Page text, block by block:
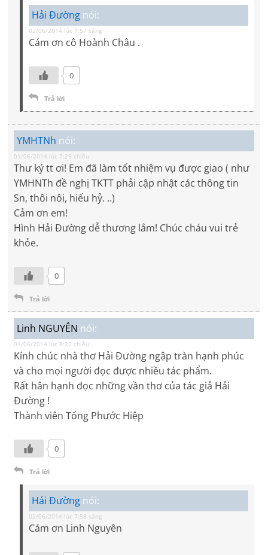
Hải Đường nói:
02/06/2014 lúc 7:57 sáng
Cám ơn cô Hoành Châu .
0
Trả lời
YMHTNh nói:
01/06/2014 lúc 7:29 chiều
Thư ký tt ơi! Em đã làm tốt nhiệm vụ được giao ( như
YMHNTh đề nghị TKTT phải cập nhật các thông tin
Sn, thôi nôi, hiếu hỷ. ..)
Cảm ơn em!
Hình Hải Đường dễ thương lắm! Chúc cháu vui trẻ
khỏe.
0
Trả lời
Linh NGUYÊN nói:
01/06/2014 lúc 8:22 chiều
Kính chúc nhà thơ Hải Đường ngập tràn hạnh phúc
và cho mọi người đọc được nhiều tác phẩm.
Rất hân hạnh đọc những vần thơ của tác giả Hải
Đường !
Thành viên Tống Phước Hiệp
0
Trả lời
Hải Đường nói:
02/06/2014 lúc 7:58 sáng
Cám ơn Linh Nguyên